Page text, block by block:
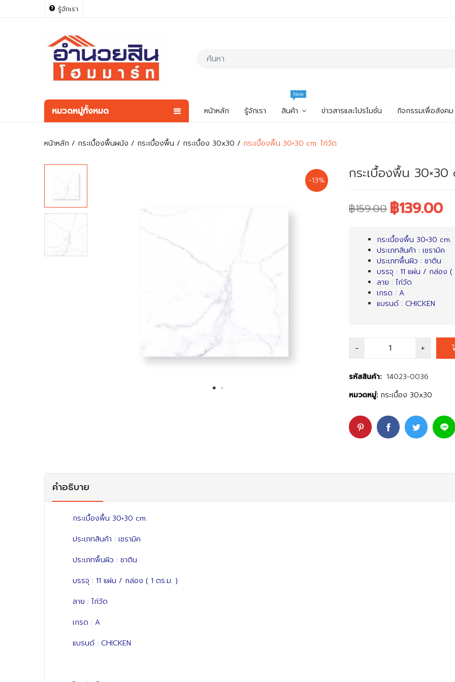
รู้จักเรา
หมวดหมู่ทั้งหมด หน้าหลัก รู้จักเรา สินค้า ข่าวสารและโปรโมชั่น กิจกรรมเพื่อสังคม
หน้าหลัก กระเบื้องพื้นผนัง กระเบื้องพื้น กระเบื้อง 30x30 กระเบื้องพื้น 30×30 cm. ไก่วัด
-13% กระเบื้องพื้น 30×30
฿159.00
Original
price
was:
฿159.00.
฿139.00
Current
price
฿139.00.
กระเบื้องพื้น 30×30 cm.
ประเภทสินค้า : เซรามิค
ประเภทพื้นผิว : ซาติน
บรรจุ : 11 แผ่น / กล่อง (
ลาย : ไก่วัด
เกรด : A
แบรนด์ : CHICKEN
รหัสสินค้า: 14023-0036
หมวดหมู่: กระเบื้อง 30x30
คำอธิบาย
กระเบื้องพื้น 30×30 cm.
ประเภทสินค้า : เซรามิค
ประเภทพื้นผิว : ซาติน
บรรจุ : 11 แผ่น / กล่อง ( 1 ตร.ม. )
ลาย : ไก่วัด
เกรด : A
แบรนด์ : CHICKEN